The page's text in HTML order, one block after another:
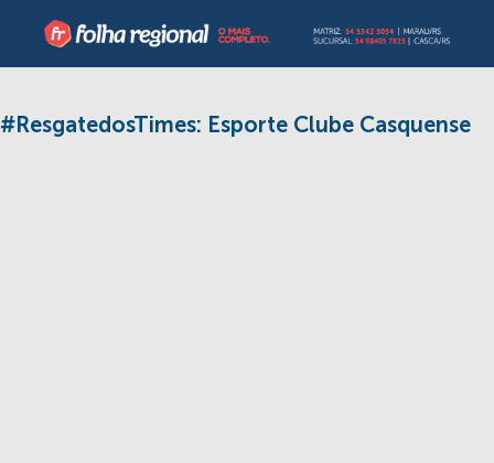
#ResgatedosTimes: Esporte Clube Casquense